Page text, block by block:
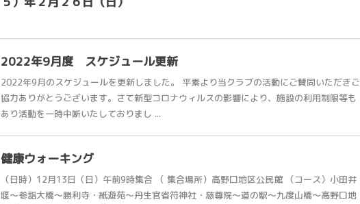
2022年9月度 スケジュール更新
2022年9月のスケジュールを更新しました。 平素より当クラブの活動にご賛同いただきご
協力ありがとうございます。さて新型コロナウィルスの影響により、施設の利用制限等も
あり活動を一時中断いたしておりまし ...
健康ウォーキング
（日時）12月13日（日）午前9時集合 （ 集合場所）高野口地区公民館 （コース）小田井
堰～参詣大橋～勝利寺・紙遊苑～丹生官省符神社・慈尊院～道の駅～九度山橋～高野口地